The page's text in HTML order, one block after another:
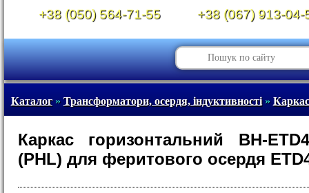
+38 (050) 564-71-55 +38 (067) 913-04-
Каталог» Трансформатори, осердя, індуктивності»
Каркас горизонтальний BH-
(PHL) для феритового осердя